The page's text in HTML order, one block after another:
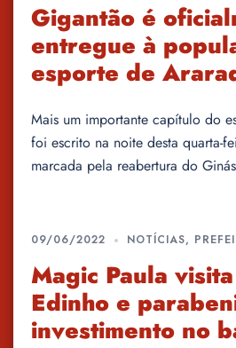
Gigantão é
entregue à
esporte de
Mais um importante capítulo do
foi escrito na noite desta quarta-
marcada pela reabertura do
09/06/2022 NOTÍCIAS,
Magic Paula
Edinho e
investimento no